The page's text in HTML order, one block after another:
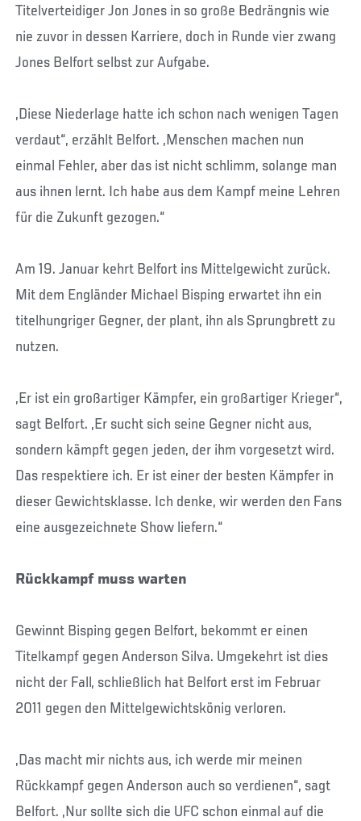
Titelverteidiger Jon Jones in so große Bedrängnis wie
nie zuvor in dessen Karriere, doch in Runde vier zwang
Jones Belfort selbst zur Aufgabe.
„Diese Niederlage hatte ich schon nach wenigen Tagen
verdaut“, erzählt Belfort. „Menschen machen nun
einmal Fehler, aber das ist nicht schlimm, solange man
aus ihnen lernt. Ich habe aus dem Kampf meine Lehren
für die Zukunft gezogen.“
Am 19. Januar kehrt Belfort ins Mittelgewicht zurück.
Mit dem Engländer Michael Bisping erwartet ihn ein
titelhungriger Gegner, der plant, ihn als Sprungbrett zu
nutzen.
„Er ist ein großartiger Kämpfer, ein großartiger Krieger“,
sagt Belfort. „Er sucht sich seine Gegner nicht aus,
sondern kämpft gegen jeden, der ihm vorgesetzt wird.
Das respektiere ich. Er ist einer der besten Kämpfer in
dieser Gewichtsklasse. Ich denke, wir werden den Fans
eine ausgezeichnete Show liefern.“
Rückkampf muss warten
Gewinnt Bisping gegen Belfort, bekommt er einen
Titelkampf gegen Anderson Silva. Umgekehrt ist dies
nicht der Fall, schließlich hat Belfort erst im Februar
2011 gegen den Mittelgewichtskönig verloren.
„Das macht mir nichts aus, ich werde mir meinen
Rückkampf gegen Anderson auch so verdienen“, sagt
Belfort. „Nur sollte sich die UFC schon einmal auf die